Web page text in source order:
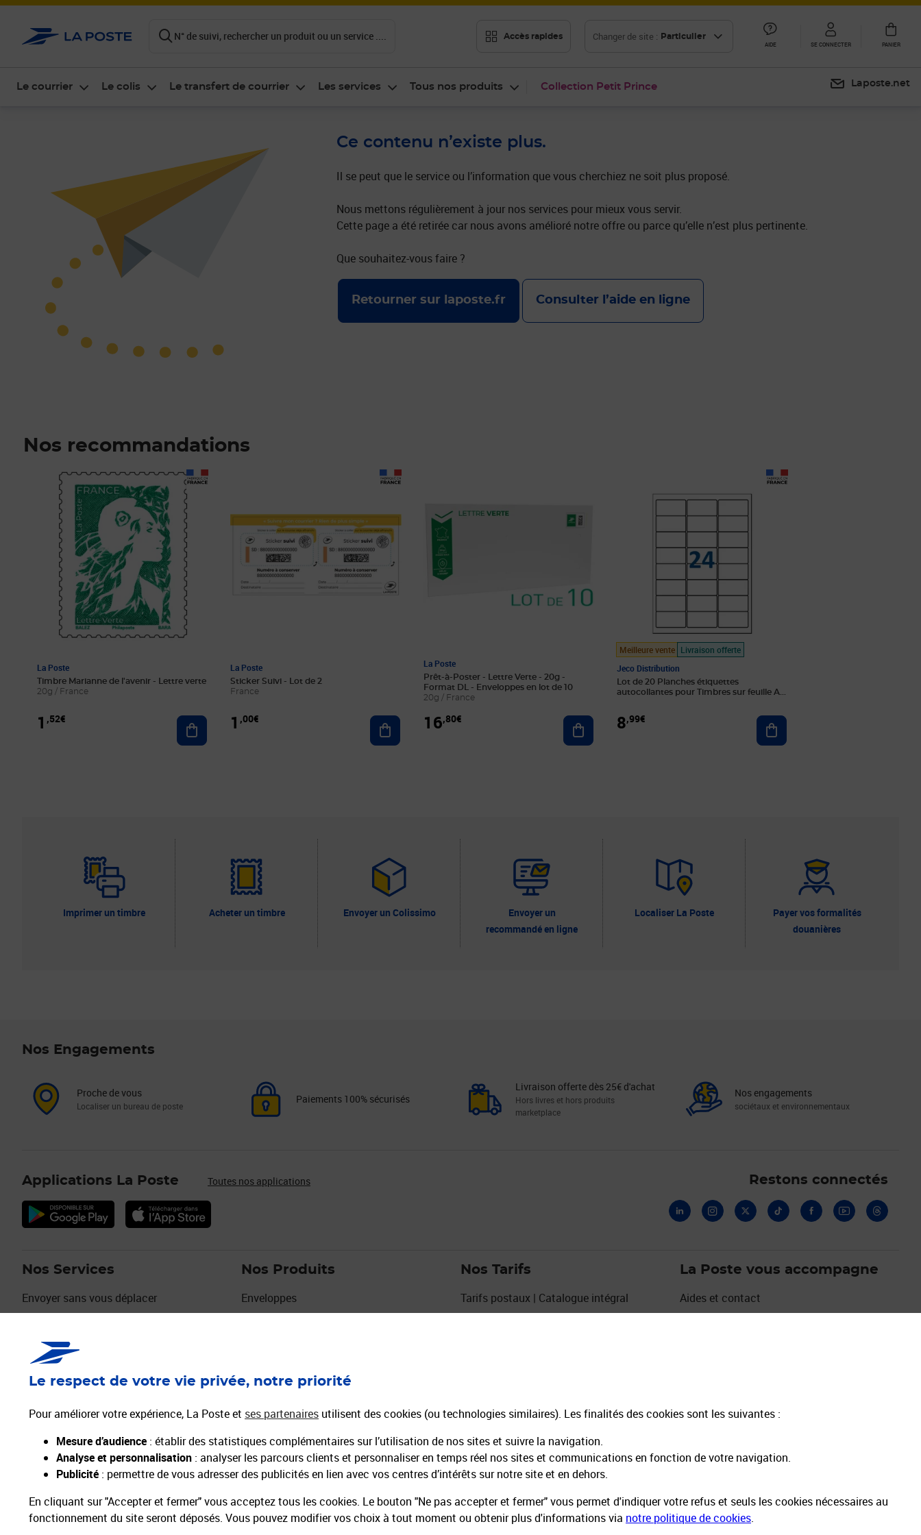
Le respect de votre vie privée, notre priorité
Pour améliorer votre expérience, La Poste et ses partenaires utilisent des cookies (ou technologies similaires). Les finalités des cookies sont les suivantes :
Mesure d’audience : établir des statistiques complémentaires sur l’utilisation de nos sites et suivre la navigation.
Analyse et personnalisation : analyser les parcours clients et personnaliser en temps réel nos sites et communications en fonction de votre navigation.
Publicité : permettre de vous adresser des publicités en lien avec vos centres d’intérêts sur notre site et en dehors.
En cliquant sur "Accepter et fermer" vous acceptez tous les cookies. Le bouton "Ne pas accepter et fermer" vous permet d'indiquer votre refus et seuls les cookies nécessaires au
fonctionnement du site seront déposés. Vous pouvez modifier vos choix à tout moment ou obtenir plus d'informations via notre politique de cookies.
N° de suivi, rechercher un produit ou un service .... Accès rapides Changer de site : Particulier
AIDE SE CONNECTER PANIER
Le courrier Le colis Le transfert de courrier Les services Tous nos produits Collection Petit Prince Laposte.net
Ce contenu n’existe plus.
Il se peut que le service ou l’information que vous cherchiez ne soit plus proposé.
Nous mettons régulièrement à jour nos services pour mieux vous servir.
Cette page a été retirée car nous avons amélioré notre offre ou parce qu’elle n’est plus pertinente.
Que souhaitez-vous faire ?
Retourner sur laposte.fr Consulter l’aide en ligne
Nos recommandations
La Poste
Timbre Marianne de l'avenir - Lettre verte
20g / France
1 ,52€
Prix 1,52€
Ajouter au panier
La Poste
Sticker Suivi - Lot de 2
France
1 ,00€ Ajouter au panier
La Poste
Prêt-à-Poster - Lettre Verte - 20g -
Format DL - Enveloppes en lot de 10
20g / France
16,80€ Ajouter au panier
Meilleure vente Livraison offerte
Jeco Distribution
Lot de 20 Planches étiquettes
autocollantes pour Timbres sur feuille A4
8,99€ Ajouter au panier
Imprimer un timbre Acheter un timbre Envoyer un Colissimo
Envoyer un
recommandé en ligne
Localiser La Poste
Payer vos formalités
douanières
Nos Engagements
Proche de vous
Localiser un bureau de poste
Paiements 100% sécurisés
Livraison offerte dès 25€ d'achat
Hors livres et hors produits
marketplace
Nos engagements
sociétaux et environnementaux
Applications La Poste Toutes nos applications Restons connectés
Nos Services
Envoyer sans vous déplacer
Envois urgents
Services Seniors
Digiposte
Vendre sur la Marketplace La Poste
Activer mes Services Plus pour envoyer mon
courrier
Nos Produits
Enveloppes
Timbres
Cartes de voeux
Nos Tarifs
Tarifs postaux | Catalogue intégral
Grille de tarifs Courrier
La Poste vous accompagne
Aides et contact
Les avantages de Mon Compte La Poste
ProfessionnelsEntreprises et CollectivitésLa Poste GroupeLa Poste recrute